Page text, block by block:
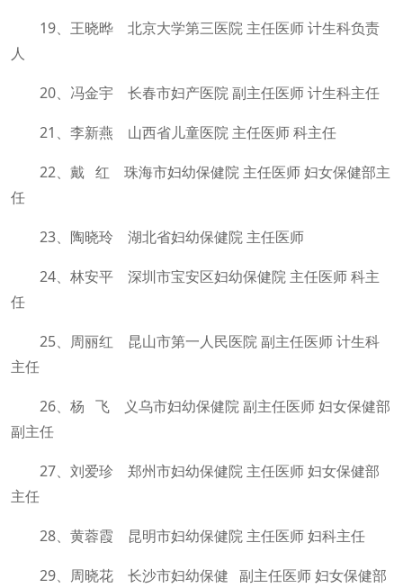
19、王晓晔 北京大学第三医院 主任医师 计生科负责
人
20、冯金宇 长春市妇产医院 副主任医师 计生科主任
21、李新燕 山西省儿童医院 主任医师 科主任
22、戴 红 珠海市妇幼保健院 主任医师 妇女保健部主
任
23、陶晓玲 湖北省妇幼保健院 主任医师
24、林安平 深圳市宝安区妇幼保健院 主任医师 科主
任
25、周丽红 昆山市第一人民医院 副主任医师 计生科
主任
26、杨 飞 义乌市妇幼保健院 副主任医师 妇女保健部
副主任
27、刘爱珍 郑州市妇幼保健院 主任医师 妇女保健部
主任
28、黄蓉霞 昆明市妇幼保健院 主任医师 妇科主任
29、周晓花 长沙市妇幼保健 副主任医师 妇女保健部